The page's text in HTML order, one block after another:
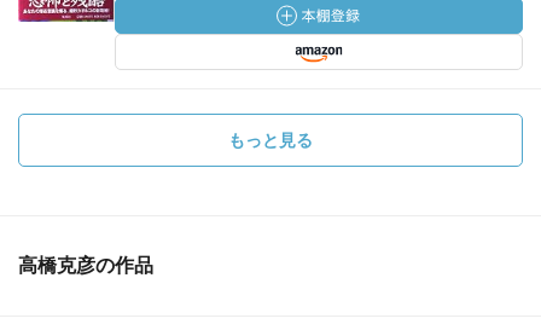
もっと見る
高橋克彦の作品